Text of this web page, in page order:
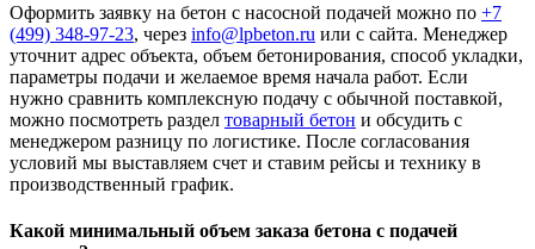
Оформить заявку на бетон с насосной подачей можно по +7
(499) 348-97-23, через info@lpbeton.ru или с сайта. Менеджер
уточнит адрес объекта, объем бетонирования, способ укладки,
параметры подачи и желаемое время начала работ. Если
нужно сравнить комплексную подачу с обычной поставкой,
можно посмотреть раздел товарный бетон и обсудить с
менеджером разницу по логистике. После согласования
условий мы выставляем счет и ставим рейсы и технику в
производственный график.
Какой минимальный объем заказа бетона с подачей